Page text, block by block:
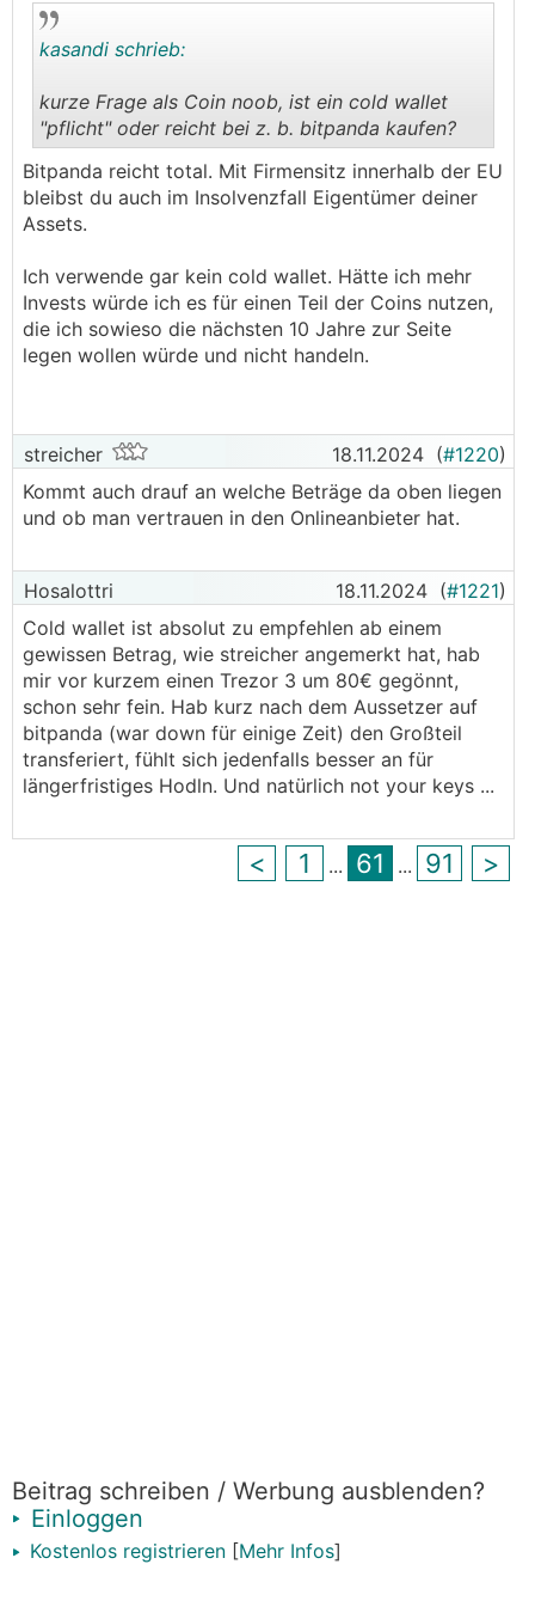
gestellt.
───────────────
Gold ist nicht überbewertet sondern genau
anders rum. Es ist echtes Geld seit mind. 5000
Jahren. Sollte tatsächlich ein staatlicher run auf
den btc beginnen, allen voran China, dann hätten
die Amis die nächste Supermacht wirtschaftlich
gedemütigt. Nein, mach dir da keine Hoffnungen,
ps: ich hätte aber trotzdem nichts gegen einen
Bitcoinpreis von 1 Mio.€, soll mir nur recht sein.
..
kasandi schrieb:
kurze Frage als Coin noob, ist ein cold wallet
"pflicht" oder reicht bei z. b. bitpanda kaufen?
Bitpanda reicht total. Mit Firmensitz innerhalb der EU
bleibst du auch im Insolvenzfall Eigentümer deiner
Assets.
Ich verwende gar kein cold wallet. Hätte ich mehr
Invests würde ich es für einen Teil der Coins nutzen,
die ich sowieso die nächsten 10 Jahre zur Seite
legen wollen würde und nicht handeln.
streicher 18.11.2024 (#1220)
Kommt auch drauf an welche Beträge da oben liegen
und ob man vertrauen in den Onlineanbieter hat.
Hosalottri 18.11.2024 (#1221)
Cold wallet ist absolut zu empfehlen ab einem
gewissen Betrag, wie streicher angemerkt hat, hab
mir vor kurzem einen Trezor 3 um 80€ gegönnt,
schon sehr fein. Hab kurz nach dem Aussetzer auf
bitpanda (war down für einige Zeit) den Großteil
transferiert, fühlt sich jedenfalls besser an für
längerfristiges Hodln. Und natürlich not your keys ...
< 1 ... 61 ... 91 >
Beitrag schreiben / Werbung ausblenden?
Einloggen
Kostenlos registrieren [Mehr Infos]